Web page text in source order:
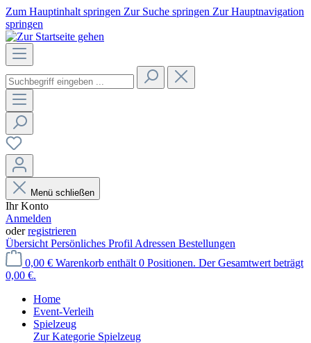
Zum Hauptinhalt springen Zur Suche springen Zur Hauptnavigation
springen
Menü schließen
Ihr Konto
Anmelden
oderregistrieren
Übersicht Persönliches Profil Adressen Bestellungen
0,00 € Warenkorb enthält 0 Positionen. Der Gesamtwert beträgt
0,00 €.
Home
Event-Verleih
Spielzeug
Zur Kategorie Spielzeug